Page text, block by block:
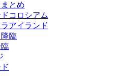
とめ
コロシアム
アイランド
臨